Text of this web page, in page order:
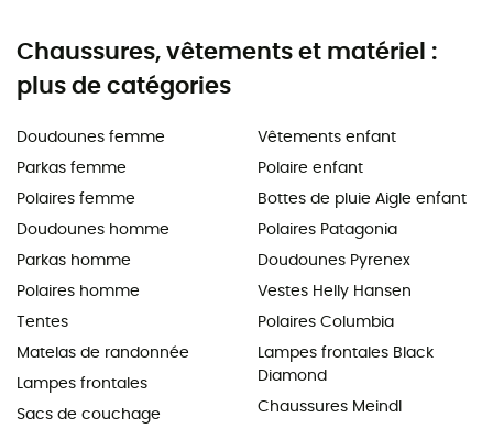
Chaussures, vêtements et matériel :
plus de catégories
Doudounes femme
Parkas femme
Polaires femme
Doudounes homme
Parkas homme
Polaires homme
Tentes
Matelas de randonnée
Lampes frontales
Sacs de couchage
Vêtements enfant
Polaire enfant
Bottes de pluie Aigle enfant
Polaires Patagonia
Doudounes Pyrenex
Vestes Helly Hansen
Polaires Columbia
Lampes frontales Black
Diamond
Chaussures Meindl